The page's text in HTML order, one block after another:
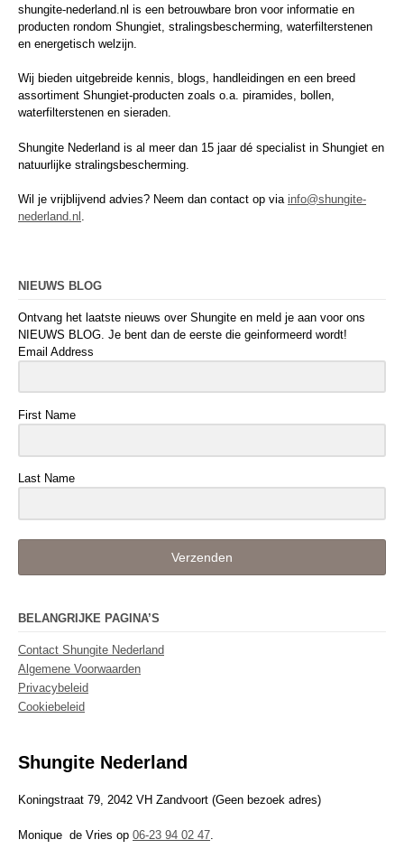
shungite-nederland.nl is een betrouwbare bron voor informatie en
producten rondom Shungiet, stralingsbescherming, waterfilterstenen
en energetisch welzijn.
Wij bieden uitgebreide kennis, blogs, handleidingen en een breed
assortiment Shungiet-producten zoals o.a. piramides, bollen,
waterfilterstenen en sieraden.
Shungite Nederland is al meer dan 15 jaar dé specialist in Shungiet en
natuurlijke stralingsbescherming.
Wil je vrijblijvend advies? Neem dan contact op via info@shungite-
nederland.nl .
NIEUWS BLOG
Ontvang het laatste nieuws over Shungite en meld je aan voor ons
NIEUWS BLOG. Je bent dan de eerste die geinformeerd wordt!
Email Address
First Name
Last Name
Verzenden
BELANGRIJKE PAGINA’S
Contact Shungite Nederland
Algemene Voorwaarden
Privacybeleid
Cookiebeleid
Shungite Nederland
Koningstraat 79, 2042 VH Zandvoort (Geen bezoek adres)
Monique de Vries op 06-23 94 02 47